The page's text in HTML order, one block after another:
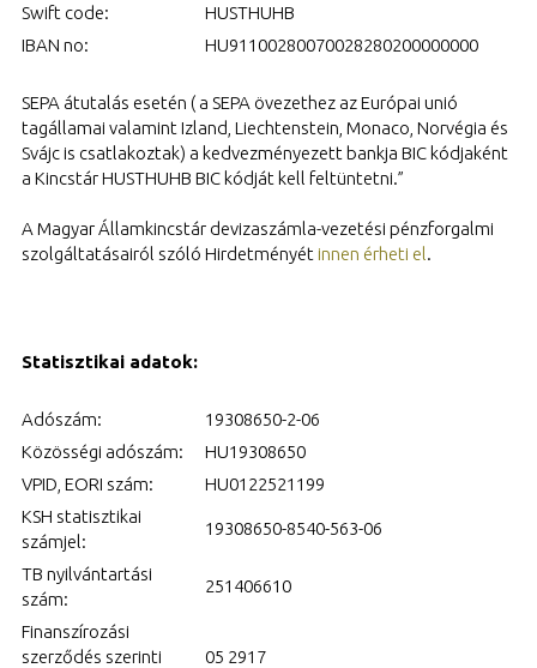
Swift code:
HUSTHUHB
IBAN no:
HU91100280070028280200000000
SEPA átutalás esetén ( a SEPA övezethez az Európai unió
tagállamai valamint Izland, Liechtenstein, Monaco, Norvégia és
Svájc is csatlakoztak) a kedvezményezett bankja BIC kódjaként
a Kincstár HUSTHUHB BIC kódját kell feltüntetni.”
A Magyar Államkincstár devizaszámla-vezetési pénzforgalmi
szolgáltatásairól szóló Hirdetményét innen érheti el.
Statisztikai adatok:
Adószám:
19308650-2-06
Közösségi adószám:
HU19308650
VPID, EORI szám:
HU0122521199
KSH statisztikai
számjel:
19308650-8540-563-06
TB nyilvántartási
szám:
251406610
Finanszírozási
szerződés szerinti
05 2917